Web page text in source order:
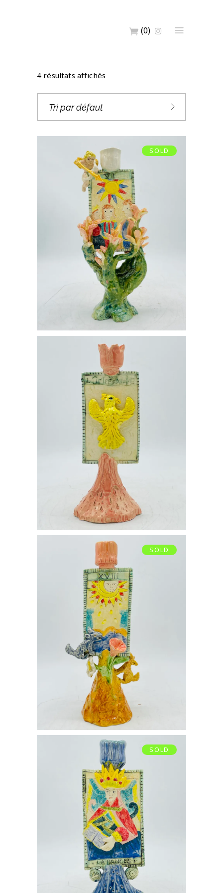
(0)
4 résultats affichés
Tri par défaut
SOLD
BOUGEOIR
L’AMOUREUX
€350,00
BOUGEOIR
L’IMPÉRATRICE
€280,00
Ajouter au panier
SOLD
BOUGEOIR LA LUNE
€350,00
SOLD
BOUGEOIR LA
PAPESSE
€280,00